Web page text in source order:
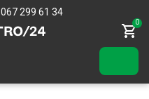
067 299 61 34
0